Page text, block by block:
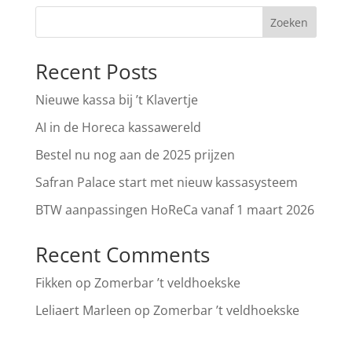
Zoeken
Recent Posts
Nieuwe kassa bij ’t Klavertje
AI in de Horeca kassawereld
Bestel nu nog aan de 2025 prijzen
Safran Palace start met nieuw kassasysteem
BTW aanpassingen HoReCa vanaf 1 maart 2026
Recent Comments
Fikken op Zomerbar ’t veldhoekske
Leliaert Marleen op Zomerbar ’t veldhoekske